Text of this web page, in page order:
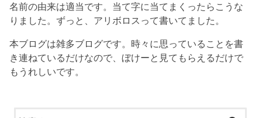
名前の由来は適当です。当て字に当てまくったらこうな
りました。ずっと、アリボロスって書いてました。
本ブログは雑多ブログです。時々に思っていることを書
き連ねているだけなので、ぼけーと見てもらえるだけで
もうれしいです。